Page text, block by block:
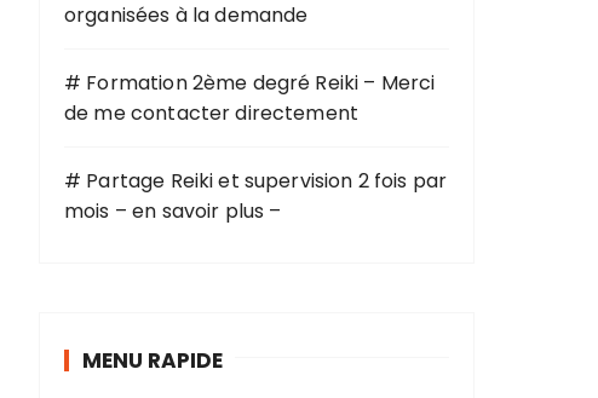
organisées à la demande
# Formation 2ème degré Reiki – Merci
de me contacter directement
# Partage Reiki et supervision 2 fois par
mois – en savoir plus –
MENU RAPIDE